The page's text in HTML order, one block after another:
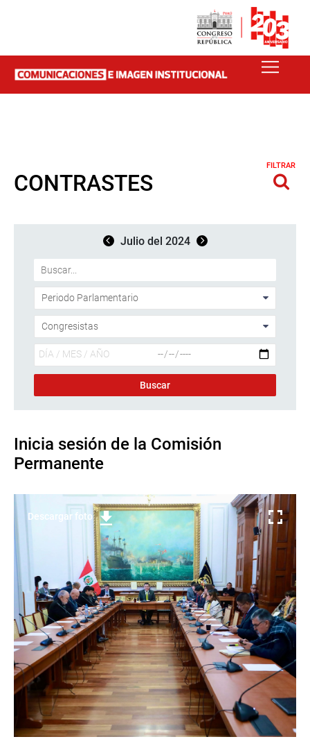
CONTRASTES
FILTRAR
Julio del 2024
Inicia sesión de la Comisión
Permanente
Descargar foto